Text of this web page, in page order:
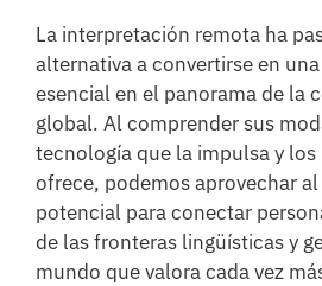
La interpretación remota ha
alternativa a convertirse en
esencial en el panorama de la
global. Al comprender sus
tecnología que la impulsa y
ofrece, podemos aprovechar
potencial para conectar
de las fronteras lingüísticas y
mundo que valora cada vez